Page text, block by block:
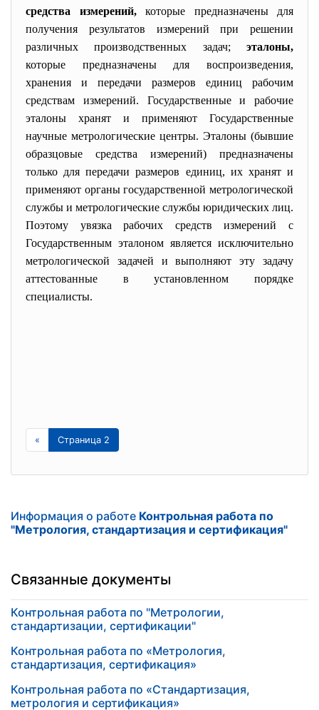
средства измерений,которые предназначены для
получения результатов измерений при решении
различных производственных задач; эталоны,
которые предназначены для воспроизведения,
хранения и передачи размеров единиц рабочим
средствам измерений. Государственные и рабочие
эталоны хранят и применяют Государственные
научные метрологические центры. Эталоны (бывшие
образцовые средства измерений) предназначены
только для передачи размеров единиц, их хранят и
применяют органы государственной метрологической
службы и метрологические службы юридических лиц.
Поэтому увязка рабочих средств измерений с
Государственным эталоном является исключительно
метрологической задачей и выполняют эту задачу
аттестованные в установленном порядке
специалисты.
« Страница 2
Информация о работе Контрольная работа по
"Метрология, стандартизация и сертификация"
Связанные документы
Контрольная работа по "Метрологии,
стандартизации, сертификации"
Контрольная работа по «Метрология,
стандартизация, сертификация»
Контрольная работа по «Стандартизация,
метрология и сертификация»